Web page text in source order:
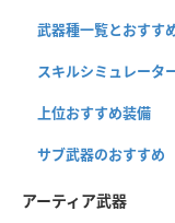
武器種一覧とおすす
スキルシミュレータ
上位おすすめ装備
サブ武器のおすすめ
アーティア武器